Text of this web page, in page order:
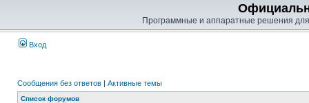
Программные и аппаратные решения
Вход
Сообщения без ответов | Активные темы
Список форумов